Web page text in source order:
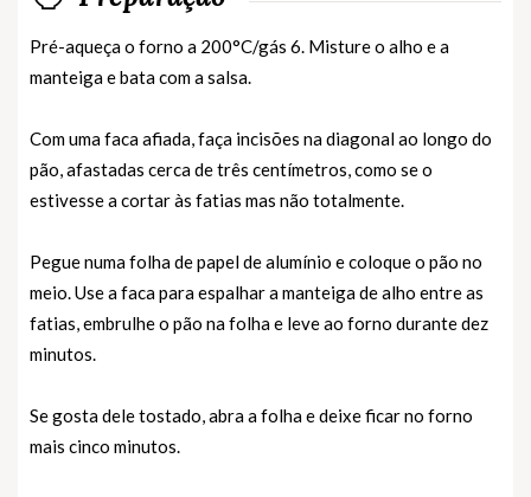
Pré-aqueça o forno a 200°C/gás 6. Misture o alho e a
manteiga e bata com a salsa.
Com uma faca afiada, faça incisões na diagonal ao longo do
pão, afastadas cerca de três centímetros, como se o
estivesse a cortar às fatias mas não totalmente.
Pegue numa folha de papel de alumínio e coloque o pão no
meio. Use a faca para espalhar a manteiga de alho entre as
fatias, embrulhe o pão na folha e leve ao forno durante dez
minutos.
Se gosta dele tostado, abra a folha e deixe ficar no forno
mais cinco minutos.